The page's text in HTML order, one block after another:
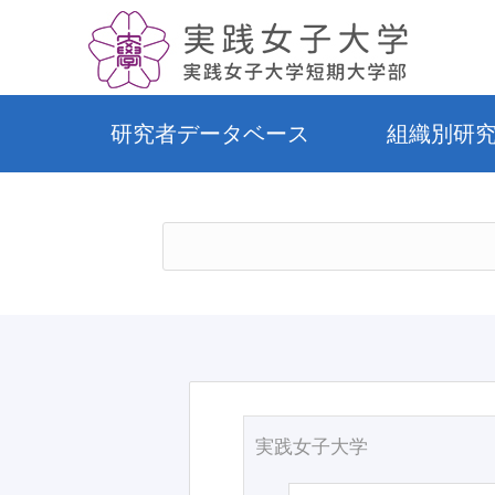
研究者データベース 組織別研
実践女子大学